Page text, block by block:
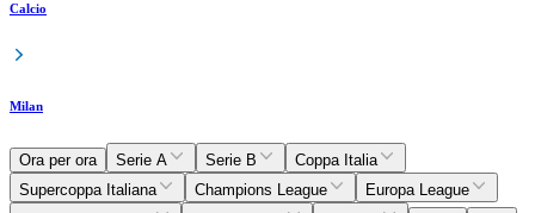
Calcio
Milan
Ora per ora Serie A Serie B
Coppa Italia
Supercoppa Italiana
Champions League
Europa League